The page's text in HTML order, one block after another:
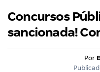
Concursos
sancionada!
Por